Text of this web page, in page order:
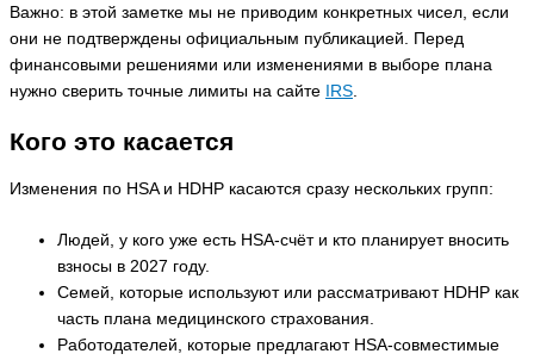
Важно: в этой заметке мы не приводим конкретных чисел, если
они не подтверждены официальным публикацией. Перед
финансовыми решениями или изменениями в выборе плана
нужно сверить точные лимиты на сайте IRS
Кого это касается
Изменения по HSA и HDHP касаются сразу нескольких групп:
Людей, у кого уже есть HSA-счёт и кто планирует вносить
взносы в 2027 году.
Семей, которые используют или рассматривают HDHP как
часть плана медицинского страхования.
Работодателей, которые предлагают HSA-совместимые